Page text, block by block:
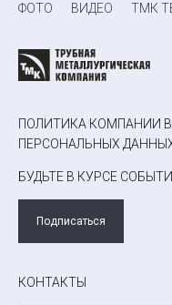
ФОТО ВИДЕО ТМК
ПОЛИТИКА КОМПАНИИ
ПЕРСОНАЛЬНЫХ
БУДЬТЕ В КУРСЕ
Подписаться
КОНТАКТЫ